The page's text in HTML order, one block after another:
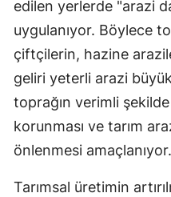
edilen yerlerde "arazi
uygulanıyor. Böylece
çiftçilerin, hazine
geliri yeterli arazi
toprağın verimli
korunması ve tarım
önlenmesi amaçlanıyor.
Tarımsal üretimin